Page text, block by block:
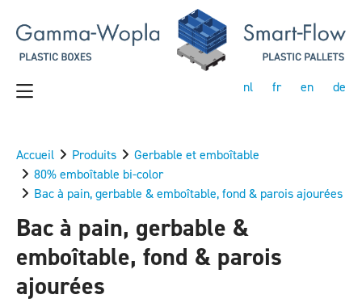
nl fr en de
Accueil Produits
Gerbable et emboîtable
80% emboîtable bi-color
Bac à pain, gerbable & emboîtable, fond & parois ajourées
Bac à pain, gerbable &
emboîtable, fond & parois
ajourées